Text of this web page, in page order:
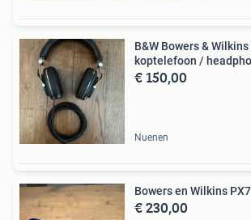
B&W Bowers & Wilkins
koptelefoon /
€ 150,00
Nuenen
Bowers en Wilkins
€ 230,00